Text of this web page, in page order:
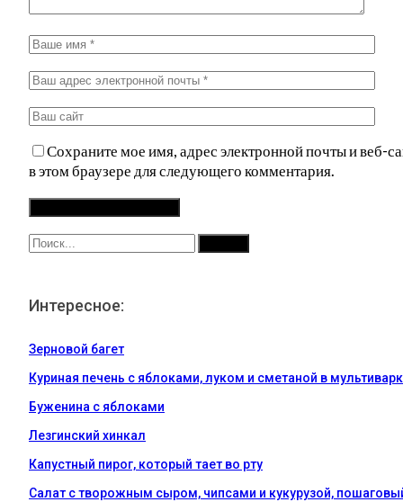
Сохраните мое имя, адрес электронной почты и веб-
в этом браузере для следующего комментария.
Интересное:
Зерновой багет
Куриная печень с яблоками, луком и сметаной в
Буженина с яблоками
Лезгинский хинкал
Капустный пирог, который тает во рту
Салат с творожным сыром, чипсами и кукурузой,